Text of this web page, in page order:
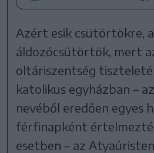
Azért esik csütörtökre,
áldozócsütörtök, mert
oltáriszentség
katolikus egyházban –
nevéből eredően egyes
férfinapként
esetben – az